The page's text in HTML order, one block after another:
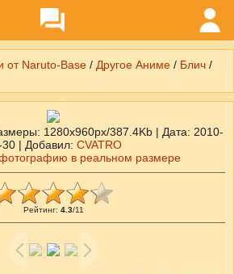
от Naruto-Base / Другое Аниме / Блич /
: 1280x960px/387.4Kb | Дата: 2010-
30 | Добавил: CVATRO
в реальном размере
Рейтинг: 4.3/11